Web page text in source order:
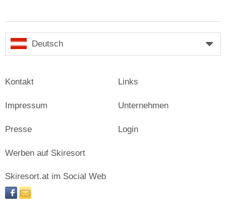
Deutsch
Kontakt
Impressum
Presse
Links
Unternehmen
Login
Werben auf Skiresort
Skiresort.at im Social Web
facebooknewsletter